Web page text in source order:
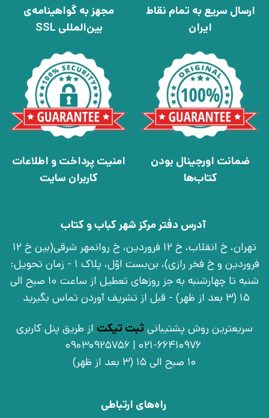
ارسال سریع به تمام نقاط
ایران
مجهز به گواهینامه‌ی
بین‌المللی SSL
ضمانت اورجینال بودن
کتاب‌ها
امنیت پرداخت و اطلاعات
کاربران سایت
آدرس دفتر مرکز شهر کباب و کتاب
تهران، خ انقلاب، خ 12 فروردین، خ روانمهر شرقی(بین خ 12
فروردین و خ فخر رازی)، بن‌بست اوّل، پلاک 1 - زمان تحویل:
شنبه تا چهارشنبه به جز روزهای تعطیل از ساعت 10 صبح الی
15 (3 بعد از ظهر) - قبل از تشریف آوردن تماس بگیرید
سریعترین روش پشتیبانی ثبت تیکت از طریق پنل کاربری
021-66410976 | 09030925756
10 صبح الی 15 (3 بعد از ظهر)
راه‌های ارتباطی